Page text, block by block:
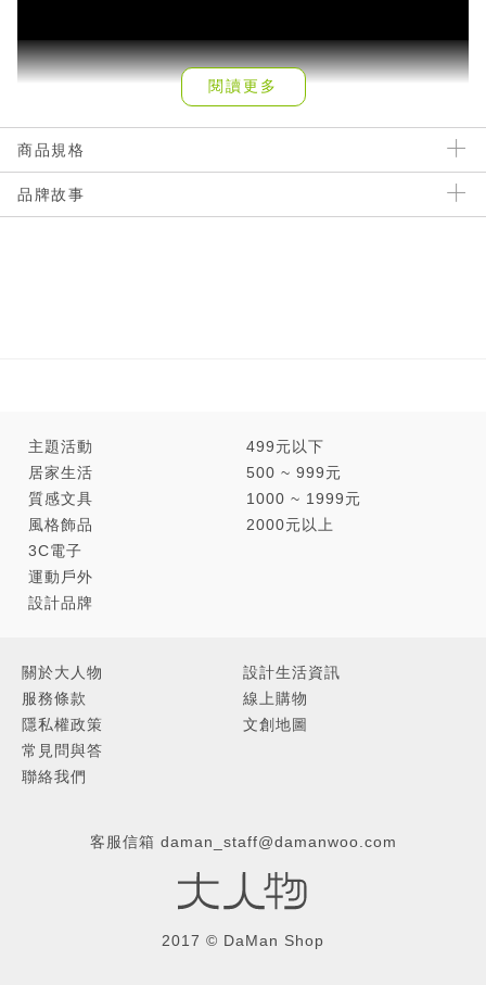
經典科幻電影《STAR WARS星際大戰》自1977年推出第一部
電影作品以來，風靡全球42年，成為史上最長壽也最成功的系
正值黑膠興盛年代。唱機開關操控面板設計，靈感來自黑武士
胸前裝置。唱機背景元素特地結合黑武士專屬的太空艙燈光，
還原你心目中的黑武士霸氣形象！
閱讀更多
商品規格
品牌故事
設計生活資訊
線上購物
文創地圖
關於大人物
服務條款
隱私權政策
常見問與答
聯絡我們
主題活動
居家生活
質感文具
風格飾品
3C電子
運動戶外
設計品牌
499元以下
500 ~ 999元
1000 ~ 1999元
2000元以上
客服信箱 daman_staff@damanwoo.com
2017 © DaMan Shop